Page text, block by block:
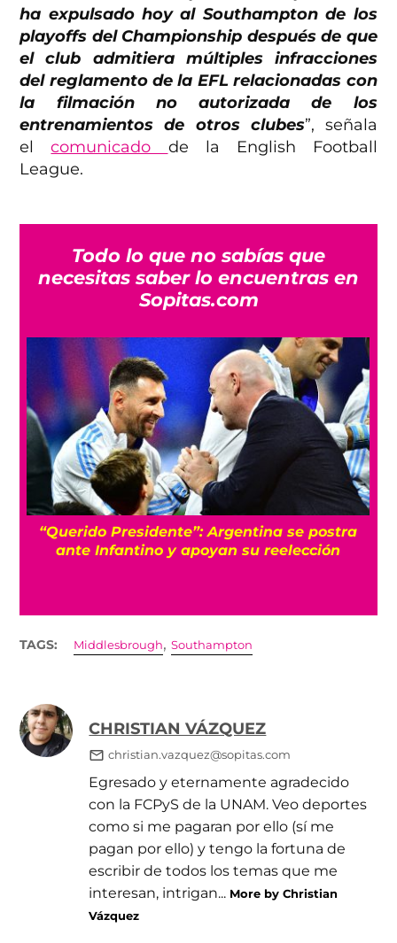
ha expulsado hoy al Southampton de los
playoffs del Championship después de que
el club admitiera múltiples infracciones
del reglamento de la EFL relacionadas con
la filmación no autorizada de los
entrenamientos de otros clubes”, señala
elcomunicado de la English Football
League.
Todo lo que no sabías que
necesitas saber lo encuentras en
Sopitas.com
Qué sorpresa: Federación Mexicana respalda
a Infantino y no reconocerá procesos ajenos
TAGS: Middlesbrough,Southampton
CHRISTIAN VÁZQUEZ
christian.vazquez@sopitas.com
Egresado y eternamente agradecido
con la FCPyS de la UNAM. Veo deportes
como si me pagaran por ello (sí me
pagan por ello) y tengo la fortuna de
escribir de todos los temas que me
interesan, intrigan... More by Christian
Vázquez